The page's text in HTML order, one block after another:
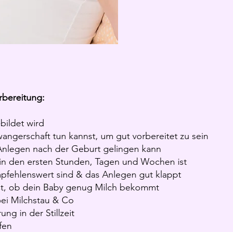
wird
tun kannst, um gut vorbereitet zu sein
nach der Geburt gelingen kann
den ersten Stunden, Tagen und Wochen ist
sind & das Anlegen gut klappt
ob dein Baby genug Milch bekommt
Milchstau & Co
in der Stillzeit